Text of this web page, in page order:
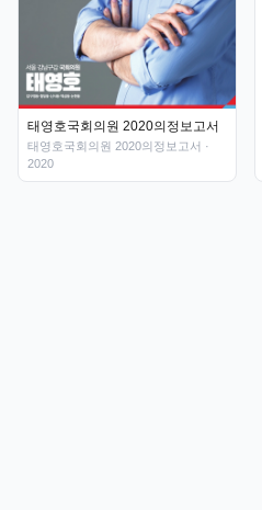
태영호국회의원 2020의정보고서
태영호국회의원 2020의정보고서 ·
2020